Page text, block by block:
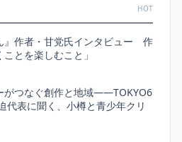
HOT
』作者・甘党氏インタビュー 作
とを楽しむこと」
がつなぐ創作と地域――TOKYO6
代表に聞く、小樽と青少年クリ